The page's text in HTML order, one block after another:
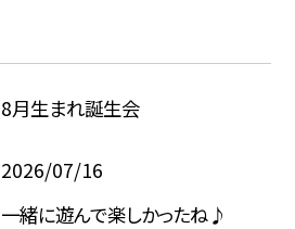
8月生まれ誕生会
2026/07/16
一緒に遊んで楽しかったね♪